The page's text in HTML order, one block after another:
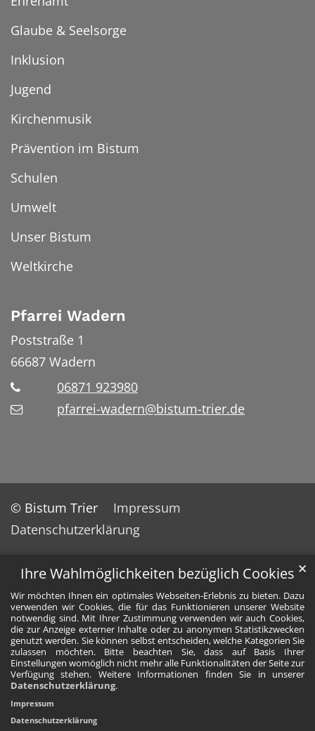
Ihre Wahlmöglichkeiten bezüglich Cookies
Wir möchten Ihnen ein optimales Webseiten-Erlebnis zu bieten. Dazu
verwenden wir Cookies, die für das Funktionieren unserer Website
notwendig sind. Mit Ihrer Zustimmung verwenden wir auch Cookies,
die zur Anzeige externer Inhalte oder zu anonymen Statistikzwecken
genutzt werden. Sie können selbst entscheiden, welche Kategorien Sie
zulassen möchten. Bitte beachten Sie, dass auf Basis Ihrer
Einstellungen womöglich nicht mehr alle Funktionalitäten der Seite zur
Verfügung stehen. Weitere Informationen finden Sie in unserer
Datenschutzerklärung.
✕
Impressum
Datenschutzerklärung
Glaube & Seelsorge
Inklusion
Jugend
Kirchenmusik
Prävention im Bistum
Schulen
Umwelt
Unser Bistum
Weltkirche
Pfarrei Wadern
Poststraße 1
66687 Wadern
06871 923980
pfarrei-wadern@bistum-trier.de
© Bistum Trier
Impressum
Datenschutzerklärung